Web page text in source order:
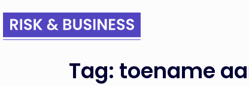
Tag: toename